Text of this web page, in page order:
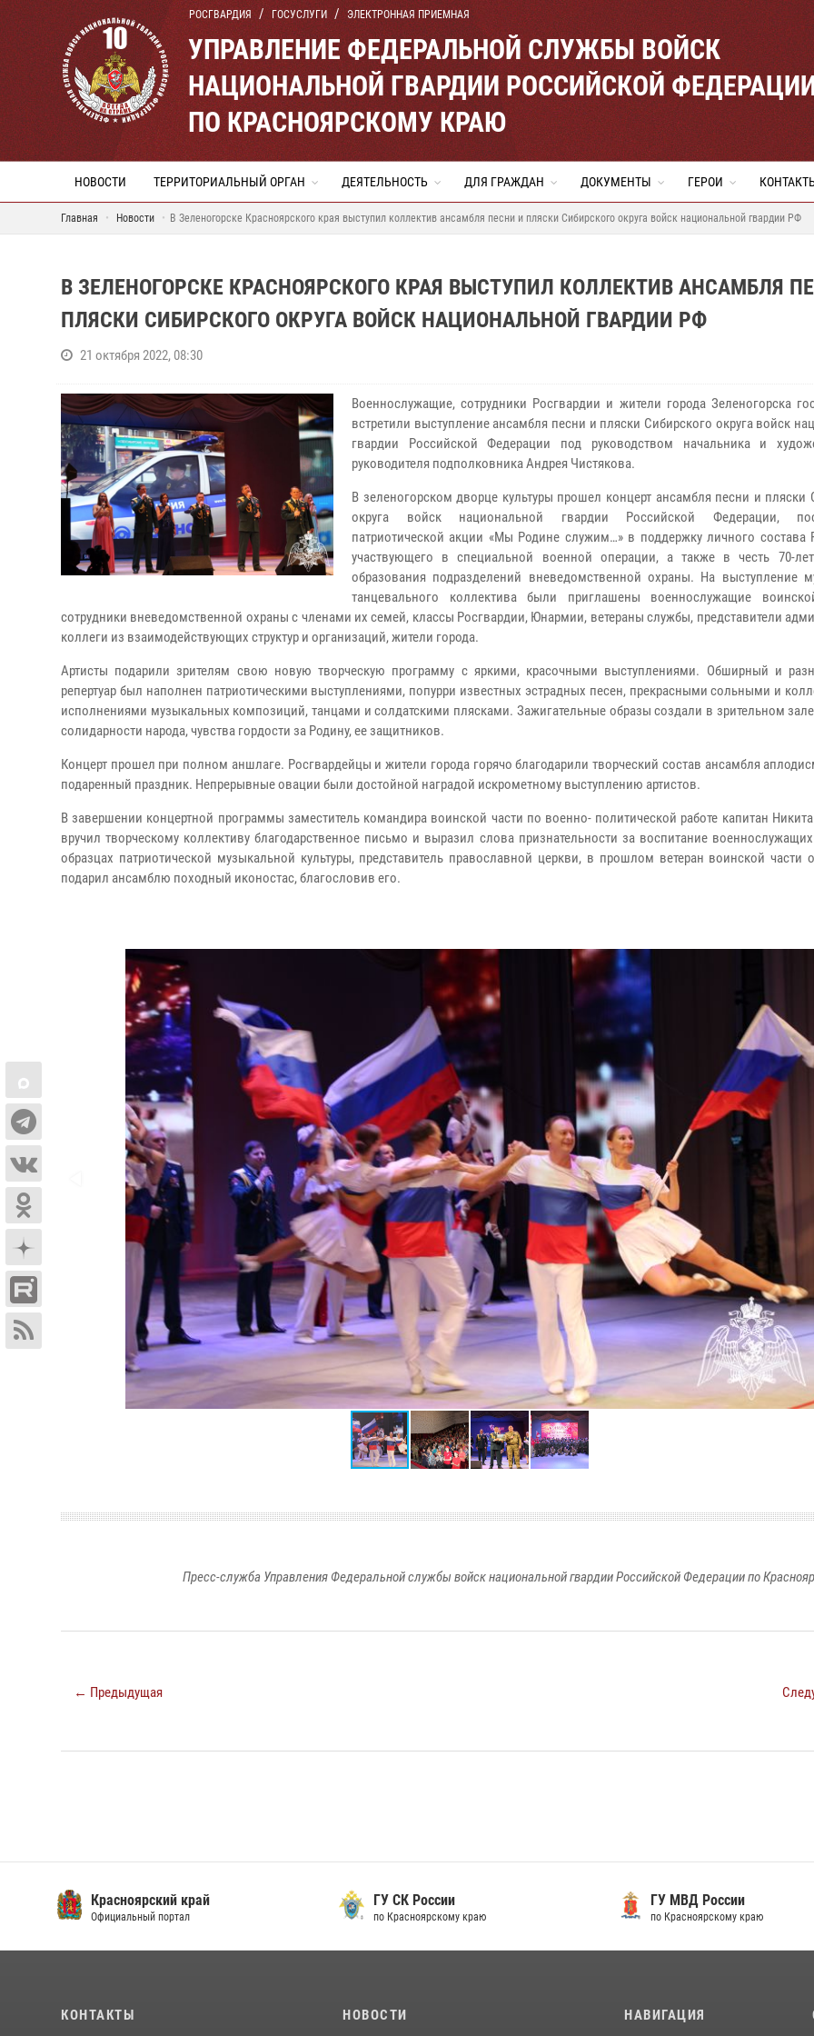
РОСГВАРДИЯ ГОСУСЛУГИ ЭЛЕКТРОННАЯ ПРИЕМНАЯ
УПРАВЛЕНИЕ ФЕДЕРАЛЬНОЙ СЛУЖБЫ ВОЙСК
НАЦИОНАЛЬНОЙ ГВАРДИИ РОССИЙСКОЙ
ПО КРАСНОЯРСКОМУ КРАЮ
НОВОСТИ ТЕРРИТОРИАЛЬНЫЙ ОРГАН ДЕЯТЕЛЬНОСТЬ ДЛЯ ГРАЖДАН ДОКУМЕНТЫ ГЕРОИ
Главная Новости В Зеленогорске Красноярского края выступил коллектив ансамбля песни и пляски Сибирского округа войск национальной гвардии РФ
В ЗЕЛЕНОГОРСКЕ КРАСНОЯРСКОГО КРАЯ ВЫСТУПИЛ КОЛЛЕКТИВ АНСАМБЛЯ
ПЛЯСКИ СИБИРСКОГО ОКРУГА ВОЙСК НАЦИОНАЛЬНОЙ ГВАРДИИ РФ
21 октября 2022, 08:30
Военнослужащие, сотрудники Росгвардии и жители города Зеленогорска
встретили выступление ансамбля песни и пляски Сибирского округа войск
гвардии Российской Федерации под руководством начальника и
руководителя подполковника Андрея Чистякова.
В зеленогорском дворце культуры прошел концерт ансамбля песни и пляски
округа войск национальной гвардии Российской Федерации,
патриотической акции «Мы Родине служим…» в поддержку личного состава
участвующего в специальной военной операции, а также в честь 70-
образования подразделений вневедомственной охраны. На выступление
танцевального коллектива были приглашены военнослужащие
сотрудники вневедомственной охраны с членами их семей, классы Росгвардии, Юнармии, ветераны службы, представители
коллеги из взаимодействующих структур и организаций, жители города.
Артисты подарили зрителям свою новую творческую программу с яркими, красочными выступлениями. Обширный и
репертуар был наполнен патриотическими выступлениями, попурри известных эстрадных песен, прекрасными сольными и
исполнениями музыкальных композиций, танцами и солдатскими плясками. Зажигательные образы создали в зрительном
солидарности народа, чувства гордости за Родину, ее защитников.
Концерт прошел при полном аншлаге. Росгвардейцы и жители города горячо благодарили творческий состав ансамбля
подаренный праздник. Непрерывные овации были достойной наградой искрометному выступлению артистов.
В завершении концертной программы заместитель командира воинской части по военно- политической работе капитан
вручил творческому коллективу благодарственное письмо и выразил слова признательности за воспитание
образцах патриотической музыкальной культуры, представитель православной церкви, в прошлом ветеран воинской части
подарил ансамблю походный иконостас, благословив его.
Пресс-служба Управления Федеральной службы войск национальной гвардии Российской Федерации по
← Предыдущая
Красноярский край
Официальный портал
ГУ СК России
по Красноярскому краю
ГУ МВД России
по Красноярскому краю
КОНТАКТЫ НОВОСТИ НАВИГАЦИЯ